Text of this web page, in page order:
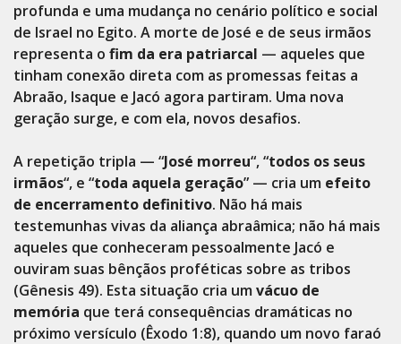
profunda e uma mudança no cenário político e social
de Israel no Egito. A morte de José e de seus irmãos
representa o fim da era patriarcal — aqueles que
tinham conexão direta com as promessas feitas a
Abraão, Isaque e Jacó agora partiram. Uma nova
geração surge, e com ela, novos desafios.
A repetição tripla — “José morreu“, “todos os seus
irmãos“, e “toda aquela geração” — cria um efeito
de encerramento definitivo. Não há mais
testemunhas vivas da aliança abraâmica; não há mais
aqueles que conheceram pessoalmente Jacó e
ouviram suas bênçãos proféticas sobre as tribos
(Gênesis 49). Esta situação cria umvácuo de
memória que terá consequências dramáticas no
próximo versículo (Êxodo 1:8), quando um novo faraó